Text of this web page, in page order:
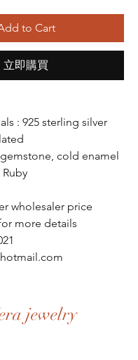
to Cart
立即購買
: 925 sterling silver
cold enamel
wholesaler price
more details
jewelry